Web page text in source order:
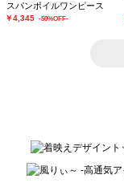
スパンボイルワンピース
￥4,345 -50%OFF-